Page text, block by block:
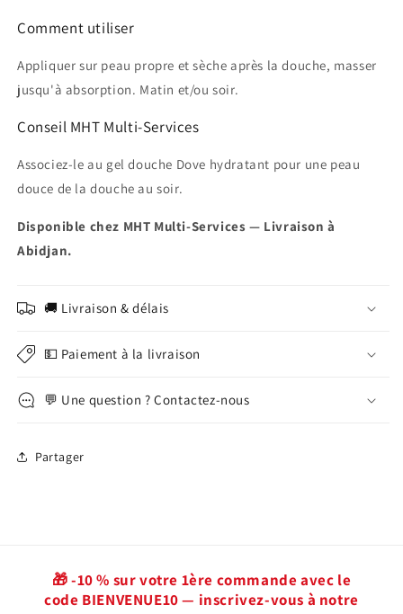
Comment utiliser
Appliquer sur peau propre et sèche après la douche, masser
jusqu'à absorption. Matin et/ou soir.
Conseil MHT Multi-Services
Associez-le au gel douche Dove hydratant pour une peau
douce de la douche au soir.
Disponible chez MHT Multi-Services — Livraison à
Abidjan.
🚚 Livraison & délais
💵 Paiement à la livraison
💬 Une question ? Contactez-nous
Partager
🎁 -10 % sur votre 1ère commande avec le
code BIENVENUE10 — inscrivez-vous à notre